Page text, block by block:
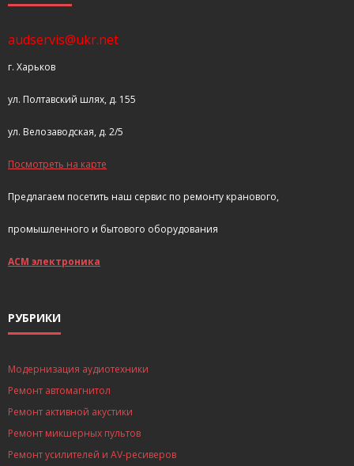
audservis@ukr.net
г. Харьков
ул. Полтавский шлях, д. 155
ул. Велозаводская, д. 2/5
Посмотреть на карте
Предлагаем посетить наш сервис по ремонту кранового,
промышленного и бытового оборудования
АСМ электроника
РУБРИКИ
Модернизация аудиотехники
Ремонт автомагнитол
Ремонт активной акустики
Ремонт микшерных пультов
Ремонт усилителей и AV-ресиверов